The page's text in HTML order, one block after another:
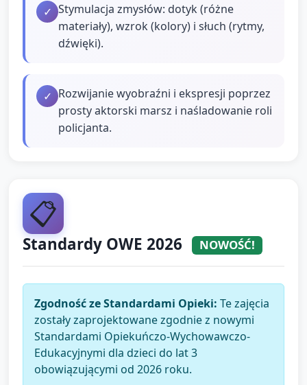
✓ Stymulacja zmysłów: dotyk (różne
materiały), wzrok (kolory) i słuch (rytmy,
dźwięki).
✓ Rozwijanie wyobraźni i ekspresji poprzez
prosty aktorski marsz i naśladowanie roli
policjanta.
📋
Standardy OWE 2026 NOWOŚĆ!
Zgodność ze Standardami Opieki: Te zajęcia
zostały zaprojektowane zgodnie z nowymi
Standardami Opiekuńczo-Wychowawczo-
Edukacyjnymi dla dzieci do lat 3
obowiązującymi od 2026 roku.